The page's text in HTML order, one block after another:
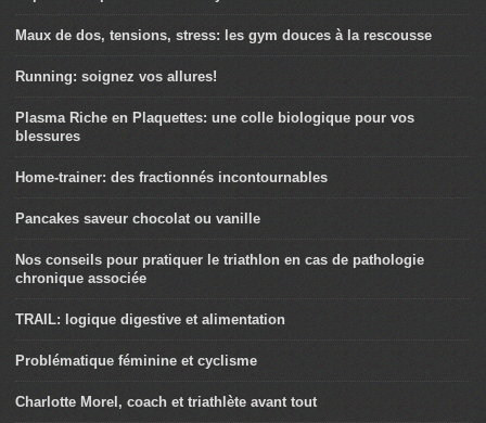
Maux de dos, tensions, stress: les gym douces à la rescousse
Running: soignez vos allures!
Plasma Riche en Plaquettes: une colle biologique pour vos
blessures
Home-trainer: des fractionnés incontournables
Pancakes saveur chocolat ou vanille
Nos conseils pour pratiquer le triathlon en cas de pathologie
chronique associée
TRAIL: logique digestive et alimentation
Problématique féminine et cyclisme
Charlotte Morel, coach et triathlète avant tout